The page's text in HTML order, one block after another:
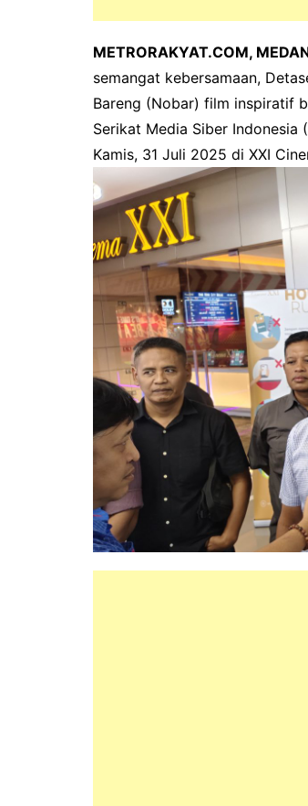
METRORAKYAT.COM,
semangat kebersamaan,
Bareng (Nobar) film inspiratif
Serikat Media Siber Indonesia
Kamis, 31 Juli 2025 di XXI